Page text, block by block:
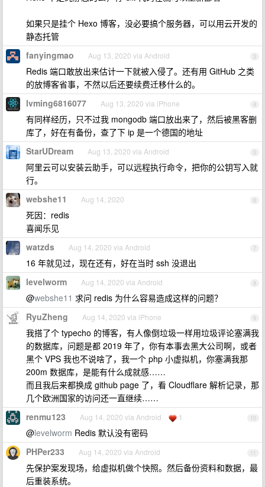
如果只是挂个 Hexo 博客，没必要搞个服务器，可以用云开发的
静态托管
3
fanyingmao Aug 13, 2020 via Android
Redis 端口敢放出来估计一下就被入侵了。还有用 GitHub 之类
的放博客省事，不然以后还要续费迁移什么的。
4
lvming6816077 Aug 13, 2020 via iPhone
有同样经历，只不过我 mongodb 端口放出来了，然后被黑客删
库了，好在有备份，查了下 ip 是一个德国的地址
5
StarUDream Aug 13, 2020 via Android
阿里云可以安装云助手，可以远程执行命令，把你的公钥写入就
行。
6
webshe11 Aug 14, 2020
死因：redis
喜闻乐见
7
watzds Aug 14, 2020 via Android
16 年就见过，现在还有，好在当时 ssh 没退出
8
levelworm Aug 14, 2020 via Android
@webshe11 求问 redis 为什么容易造成这样的问题？
9
RyuZheng Aug 14, 2020 via iPhone
我搭了个 typecho 的博客，有人像倒垃圾一样用垃圾评论塞满我
的数据库，问题是都 2019 年了，你有本事去黑大公司啊，或者
黑个 VPS 我也不说啥了，我一个 php 小虚拟机，你塞满我那
200m 数据库，是能有什么成就感……
而且我后来都换成 github page 了，看 Cloudflare 解析记录，那
几个欧洲国家的访问还一直继续……
10
renmu123 Aug 14, 2020 via Android 1
@levelworm Redis 默认没有密码
11
PHPer233 Aug 14, 2020 via Android
先保护案发现场，给虚拟机做个快照。然后备份资料和数据，最
后重装系统。